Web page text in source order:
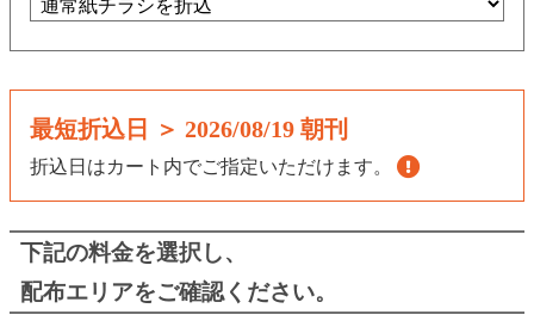
最短折込日 ＞ 2026/08/19 朝刊
折込日はカート内でご指定いただけます。
下記の料金を選択し、
配布エリアをご確認ください。